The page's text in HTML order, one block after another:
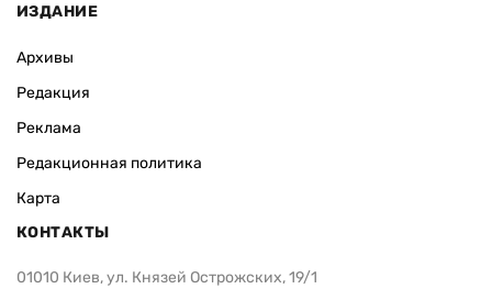
ИЗДАНИЕ
Архивы
Редакция
Реклама
Редакционная политика
Карта
КОНТАКТЫ
01010 Киев, ул. Князей Острожских, 19/1